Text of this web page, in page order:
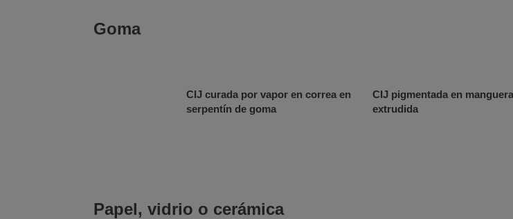
Goma
CIJ curada por vapor en correa en
serpentín de goma
CIJ pigmentada en
extrudida
Papel, vidrio o cerámica